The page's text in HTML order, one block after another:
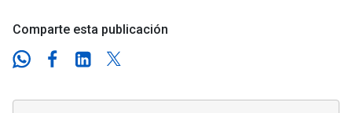
Comparte esta publicación